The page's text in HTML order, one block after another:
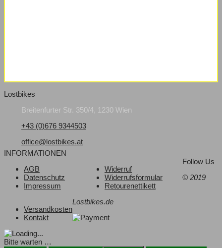
Lostbikes
Breitenfurter Str. 350/4, 1230 Wien
+43 (0)676 9344503
office@lostbikes.at
INFORMATIONEN
AGB
Datenschutz
Impressum
Widerruf
Widerrufsformular
Retourenettikett
Versandkosten
Kontakt
Follow Us
© 2019
Lostbikes.de
Bitte warten …